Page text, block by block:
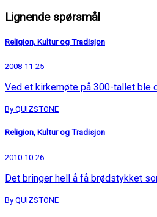
Lignende spørsmål
Religion, Kultur og Tradisjon
2008-11-25
Ved et kirkemøte på 300-tallet ble
By QUIZSTONE
Religion, Kultur og Tradisjon
2010-10-26
Det bringer hell å få brødstykket
By QUIZSTONE